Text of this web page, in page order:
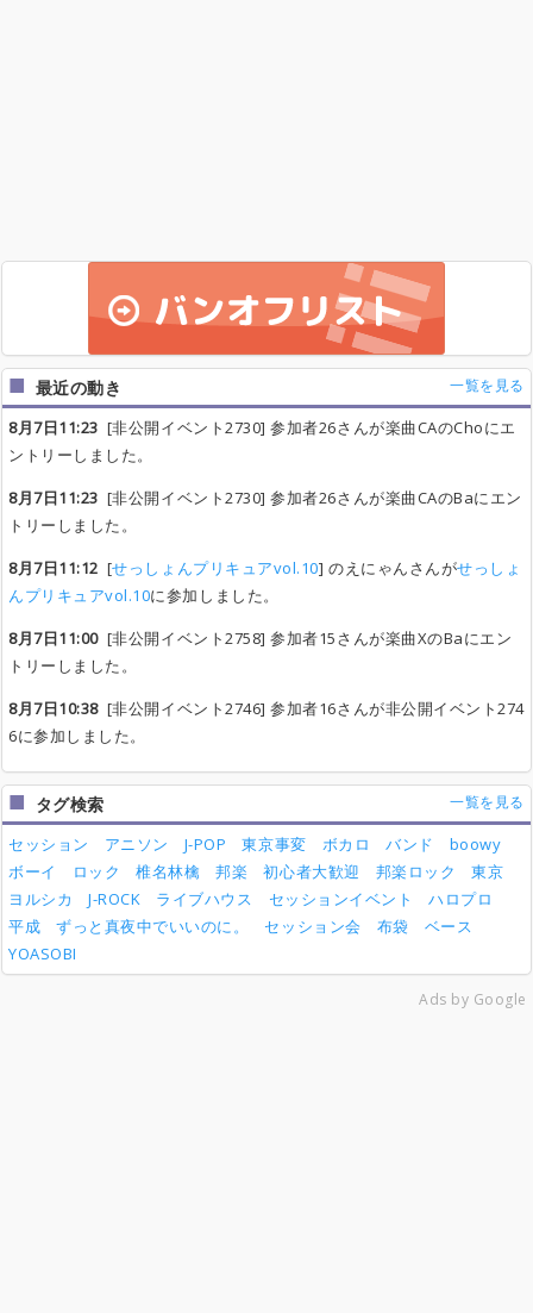
最近の動き 一覧を見る
8月7日11:23 [非公開イベント2730] 参加者26さんが楽曲CAのChoにエ
ントリーしました。
8月7日11:23 [非公開イベント2730] 参加者26さんが楽曲CAのBaにエン
トリーしました。
8月7日11:12 [せっしょんプリキュアvol.10] のえにゃんさんがせっしょ
んプリキュアvol.10に参加しました。
8月7日11:00[非公開イベント2758] 参加者15さんが楽曲XのBaにエン
トリーしました。
8月7日10:38[非公開イベント2746] 参加者16さんが非公開イベント274
6に参加しました。
タグ検索 一覧を見る
セッション アニソン J-POP 東京事変 ボカロ バンド
boowy
ボーイ
ロック 椎名林檎 邦楽 初心者大歓迎 邦楽ロック
東京
ヨルシカ
J-ROCK ライブハウス セッションイベント
ハロプロ
平成
ずっと真夜中でいいのに。 セッション会 布袋
ベース
YOASOBI
Ads by Google